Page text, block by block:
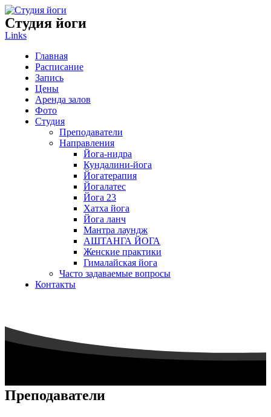
Студия йоги
Links
Главная
Расписание
Запись
Цены
Аренда залов
Фото
Студия
Преподаватели
Направления
Йога-нидра
Кундалини-йога
Йогатерапия
Йогалатес
Йога 23
Хатха йога
Йога ланч
Мантра лаундж
АШТАНГА ЙОГА
Женские практики
Гималайская йога
Часто задаваемые вопросы
Контакты
Преподаватели